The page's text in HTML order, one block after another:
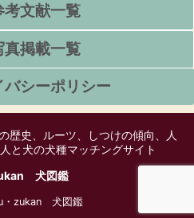
考文献一覧
真掲載一覧
バシーポリシー
歴史、ルーツ、しつけの傾向、人
犬の犬種マッチングサイト
犬図鑑
zukan 犬図鑑